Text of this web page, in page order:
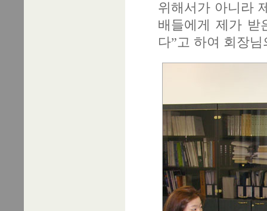
위해서가 아니라
배들에게 제가
다”고 하여 회장